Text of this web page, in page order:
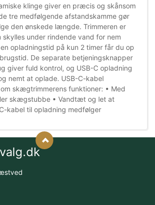
klinge giver en præcis og skånsom
tre medfølgende afstandskamme gør
den ønskede længde. Trimmeren er
under rindende vand for nem
opladningstid på kun 2 timer får du op
De separate betjeningsknapper
giver fuld kontrol, og USB-C opladning
nemt at oplade. USB-C-kabel
skægtrimmerens funktioner: • Med
skægstubbe • Vandtæt og let at
kabel til opladning medfølger